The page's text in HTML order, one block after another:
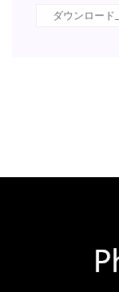
ダウンロード